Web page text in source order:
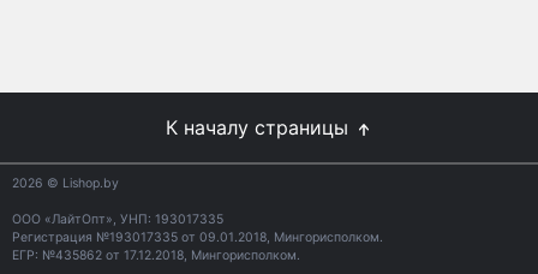
К началу страницы
2026 © Lishop.by
ООО «ЛайтОпт», УНП: 193017335
Регистрация №193017335 от 09.01.2018, Мингорисполком.
ЕГР: №435862 от 17.12.2018, Мингорисполком.